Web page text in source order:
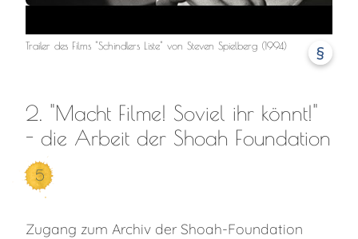
§
Trailer des Films "Schindlers Liste" von Steven Spielberg (1994)
2. "Macht Filme! Soviel ihr könnt!"
- die Arbeit der Shoah Foundation
5
Zugang zum Archiv der Shoah-Foundation